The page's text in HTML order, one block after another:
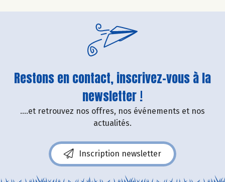
Restons en contact, inscrivez-vous à la
newsletter !
....et retrouvez nos offres, nos événements et nos
actualités.
Inscription newsletter